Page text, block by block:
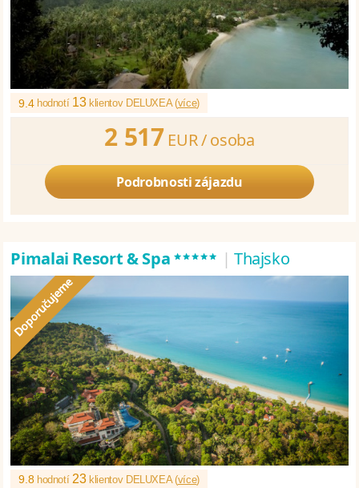
9.4 hodnotí 13klientov DELUXEA (více)
2 517 EUR /osoba
Podrobnosti zájazdu
Pimalai Resort & Spa***** | Thajsko
9.8 hodnotí 23klientov DELUXEA (více)